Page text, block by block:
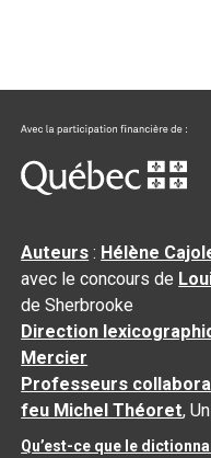
Auteurs : Hélène
avec le concours de
de Sherbrooke
Direction
Mercier
Professeurs
feu Michel Théoret,
Qu’est-ce que le